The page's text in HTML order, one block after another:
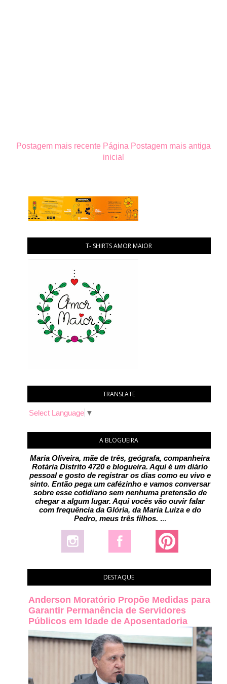
Postagem mais recente Postagem mais antiga
Página
inicial
T- SHIRTS AMOR MAIOR
TRANSLATE
Select Language ▼
A BLOGUEIRA
Maria Oliveira, mãe de três, geógrafa, companheira
Rotária Distrito 4720 e blogueira. Aqui é um diário
pessoal e gosto de registrar os dias como eu vivo e
sinto. Então pega um cafézinho e vamos conversar
sobre esse cotidiano sem nenhuma pretensão de
chegar a algum lugar. Aqui vocês vão ouvir falar
com frequência da Glória, da Maria Luiza e do
Pedro, meus três filhos. ...
DESTAQUE
Anderson Moratório Propõe Medidas para
Garantir Permanência de Servidores
Públicos em Idade de Aposentadoria